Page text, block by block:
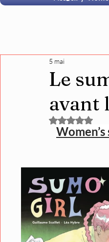
Le
avant
5 mai
Noté NaN